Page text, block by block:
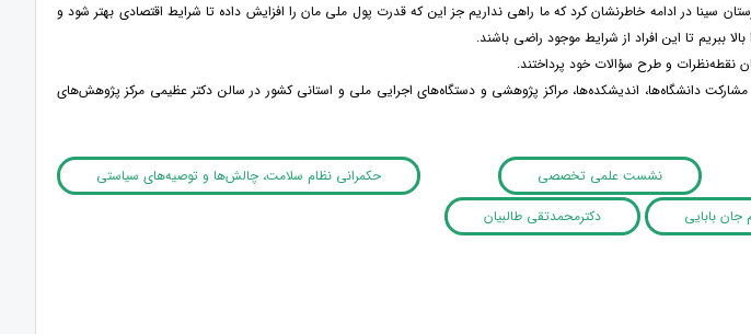
سینا در ادامه خاطرنشان کرد که ما راهی نداریم جز این که قدرت پول ملی مان را افزایش داده تا شرایط اقتصادی بهتر شود و
ببریم تا این افراد از شرایط موجود راضی باشند.
نقطه‌نظرات و طرح سؤالات خود پرداختند.
دانشگاه‌ها، اندیشکده‌ها، مراکز پژوهشی و دستگاه‌های اجرایی ملی و استانی کشور در سالن دکتر عظیمی مرکز پژوهش‌های
نشست علمی تخصصی
حکمرانی نظام سلامت، چالش‌ها و توصیه‌های سیاستی
جان بابایی دکترمحمدتقی طالبیان